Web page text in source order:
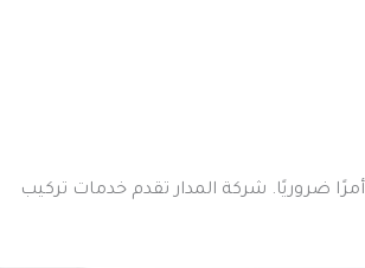
أمرًا ضروريًا. شركة المدار تقدم خدمات تركيب